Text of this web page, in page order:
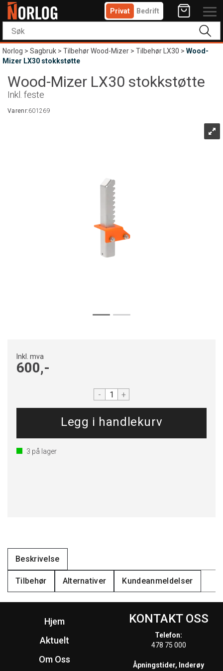
Privat Bedrift
Norlog>Sagbruk>Tilbehør Wood-Mizer>Tilbehør LX30>Wood-
Mizer LX30 stokkstøtte
Wood-Mizer LX30 stokkstøtte
Inkl. feste
Varenr:601269
Inkl. mva
600,-
- +
3 på lager
Beskrivelse
Tilbehør Alternativer Kundeanmeldelser
Hjem
Aktuelt
Om Oss
KONTAKT OSS
Telefon:
478 75 000
Åpningstider, Inderøy